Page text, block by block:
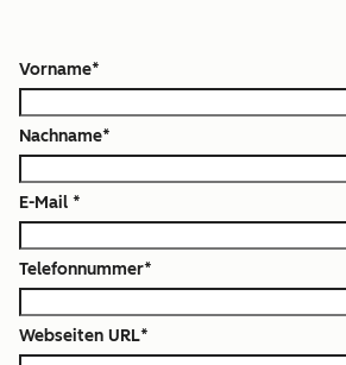
Vorname*
Nachname*
E-Mail *
Telefonnummer*
Webseiten URL*